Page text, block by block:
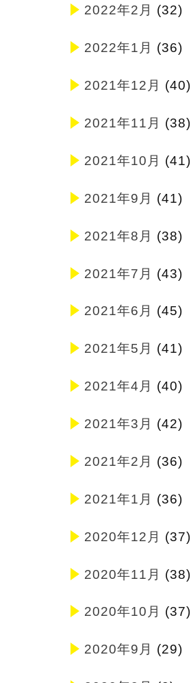
2022年2月 (32)
2022年1月 (36)
2021年12月 (40)
2021年11月 (38)
2021年10月 (41)
2021年9月 (41)
2021年8月 (38)
2021年7月 (43)
2021年6月 (45)
2021年5月 (41)
2021年4月 (40)
2021年3月 (42)
2021年2月 (36)
2021年1月 (36)
2020年12月 (37)
2020年11月 (38)
2020年10月 (37)
2020年9月 (29)